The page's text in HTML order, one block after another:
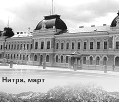
Нитра, март